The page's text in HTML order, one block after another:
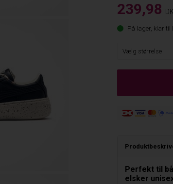
239,98
På lager, klar til
Perfekt til
elsker